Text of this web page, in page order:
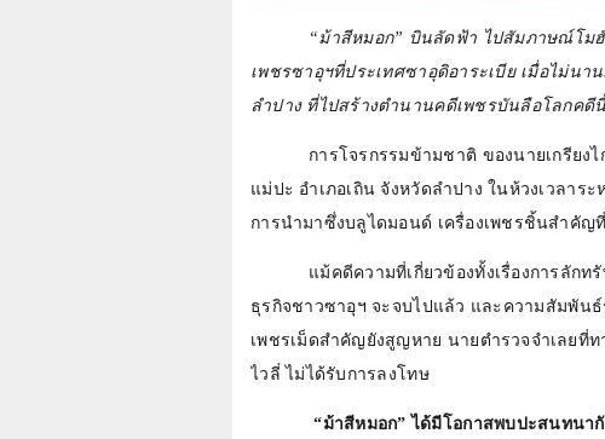
“ม้าสีหมอก” บินลัดฟ้า ไปสัมภาษณ์โม
เพชรซาอุฯที่ประเทศซาอุดิอาระเบีย เมื่อไม่น
ลำปาง ที่ไปสร้างตำนานคดีเพชรบันลือโลกคดีนี้
การโจรกรรมข้ามชาติ ของนายเกรียง
แม่ปะ อำเภอเถิน จังหวัดลำปาง ในห้วงเวลาร
การนำมาซึ่งบลูไดมอนด์ เครื่องเพชรชิ้นสำคัญ
แม้คดีความที่เกี่ยวข้องทั้งเรื่องการลักท
ธุรกิจชาวซาอุฯ จะจบไปแล้ว และความสัมพัน
เพชรเม็ดสำคัญยังสูญหาย นายตำรวจจำเลยที่
ไวลี่ ไม่ได้รับการลงโทษ
“ม้าสีหมอก” ได้มีโอกาสพบปะสนทนา